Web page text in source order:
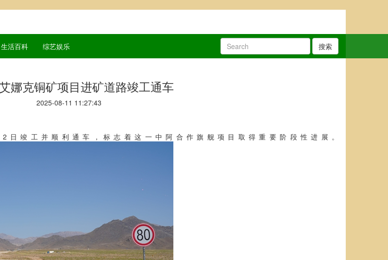
生活百科 综艺娱乐 搜索
娜克铜矿项目进矿道路竣工通车
2025-08-11 11:27:43
日竣工并顺利通车，标志着这一中阿合作旗舰项目取得重要阶段性进展。